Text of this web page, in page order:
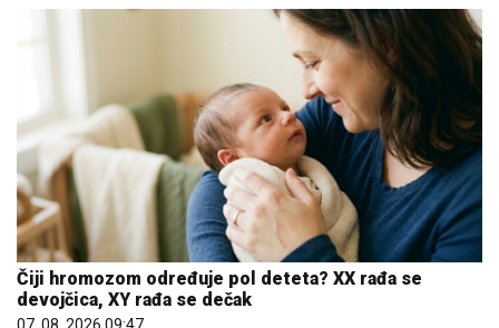
Čiji hromozom određuje pol deteta? XX rađa se
devojčica, XY rađa se dečak